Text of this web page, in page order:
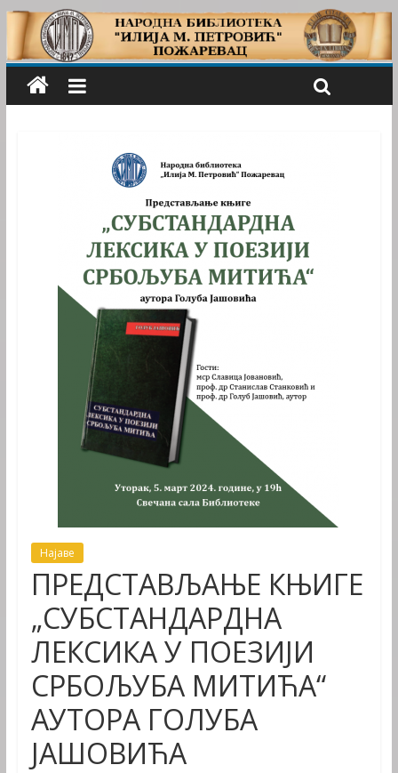
Најаве
ПРЕДСТАВЉАЊЕ КЊИГЕ
„СУБСТАНДАРДНА
ЛЕКСИКА У ПОЕЗИЈИ
СРБОЉУБА МИТИЋА“
АУТОРА ГОЛУБА
ЈАШОВИЋА